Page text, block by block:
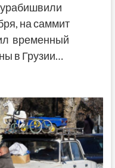
на саммит
временный
в Грузии…